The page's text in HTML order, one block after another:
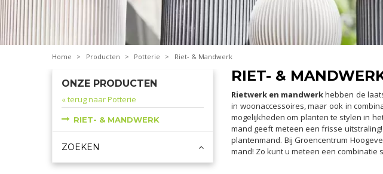
Home > Producten > Potterie > Riet- & Mandwerk
RIET- &
Rietwerk en mandwerkhebben de
in woonaccessoires, maar ook in
mogelijkheden om planten te stylen in
mand geeft meteen een frisse
plantenmand. Bij Groencentrum
mand! Zo kunt u meteen een combinatie
ONZE PRODUCTEN
« terug naar Potterie
RIET- & MANDWERK
ZOEKEN